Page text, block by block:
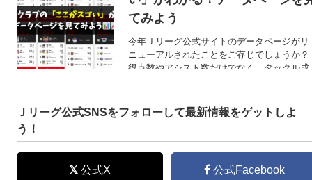
てみよう
今年Ｊリーグ公式サイトのデータページがリ
ニューアルされたことをご存じでしょうか？
得点数やアシスト数だけでなく、タックル成
功数や空中戦勝利数など多岐にわたるランキ
回は、そんなデータページからいくつかの項
目をご紹介します！
Ｊリーグ公式SNSをフォローして最新情報をゲットしよ
う！
公式X 公式Facebook